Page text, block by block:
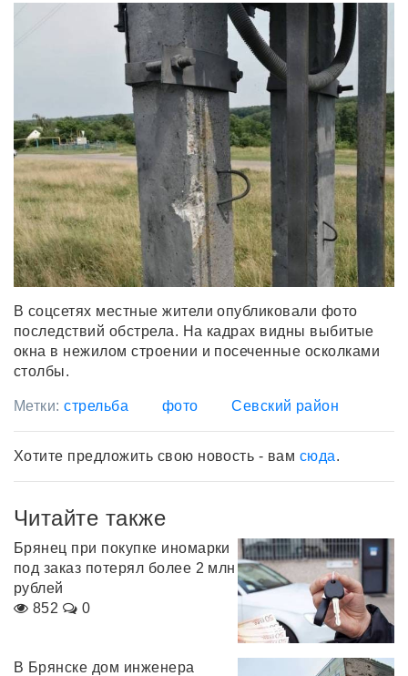
В соцсетях местные жители опубликовали фото
последствий обстрела. На кадрах видны выбитые
окна в нежилом строении и посеченные осколками
столбы.
Метки:стрельба фото Севский район
Хотите предложить свою новость - вам сюда.
Читайте также
Брянец при покупке иномарки
под заказ потерял более 2 млн
рублей
852
0
В Брянске дом инженера